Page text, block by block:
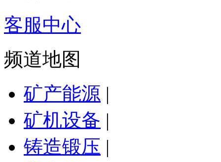
客服中心
频道地图
矿产能源 |
矿机设备 |
铸造锻压 |